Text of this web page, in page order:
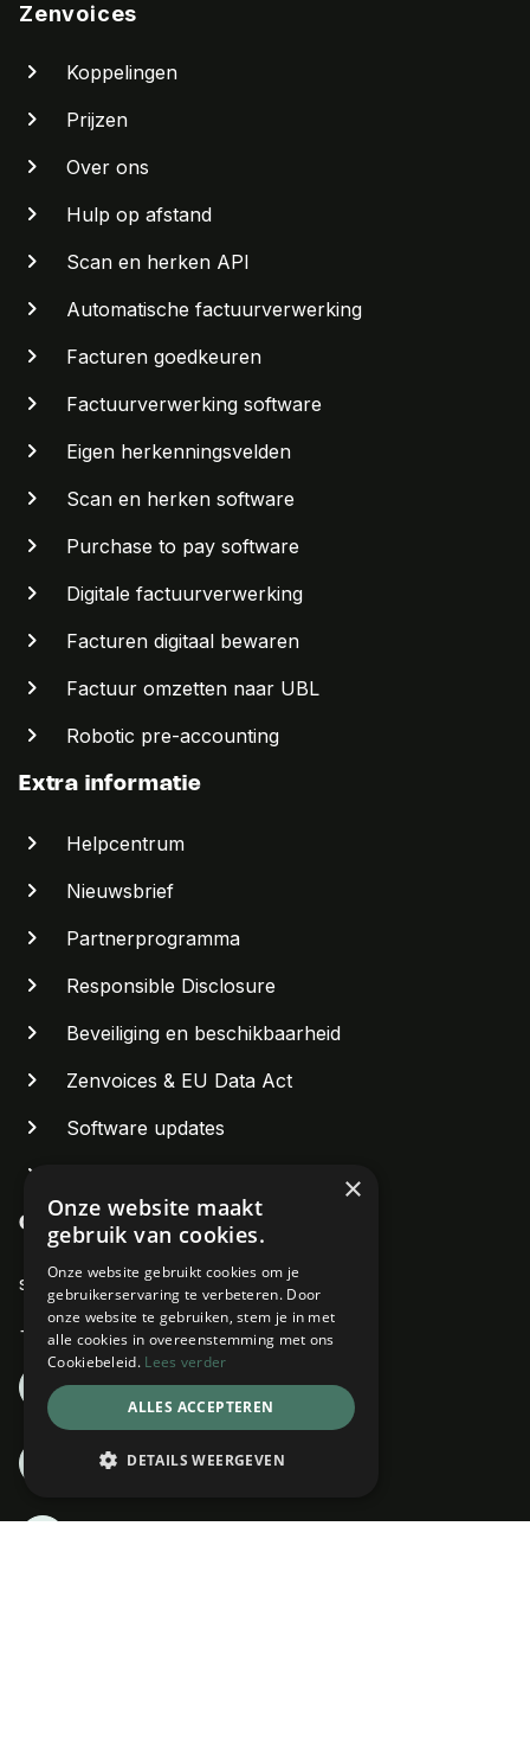
Zenvoices
Koppelingen
Prijzen
Over ons
Hulp op afstand
Scan en herken API
Automatische factuurverwerking
Facturen goedkeuren
Factuurverwerking software
Eigen herkenningsvelden
Scan en herken software
Purchase to pay software
Digitale factuurverwerking
Facturen digitaal bewaren
Factuur omzetten naar UBL
Robotic pre-accounting
Extra informatie
Helpcentrum
Nieuwsbrief
Partnerprogramma
Responsible Disclosure
Beveiliging en beschikbaarheid
Zenvoices & EU Data Act
Software updates
Contact
support@zenvoices.com
+31 (0)85 3038853
event Plan een demo
Probeer 30 dagen gratis
×
Onze website maakt
gebruik van cookies.
Onze website gebruikt cookies om je
gebruikerservaring te verbeteren. Door
onze website te gebruiken, stem je in met
alle cookies in overeenstemming met ons
Cookiebeleid. Lees verder
ALLES ACCEPTEREN
DETAILS WEERGEVEN